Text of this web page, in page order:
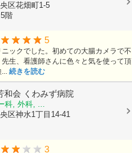
区花畑町1-5
階
5
ックでした。初めての大腸カメラで不
生、看護師さんに色々と気を使って頂
... 続きを読む
和会 くわみず病院
科, 外科, ...
区神水1丁目14-41
3